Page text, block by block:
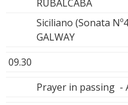
RUBALCABA
Siciliano (Sonata
GALWAY
09.30
Prayer in passing -